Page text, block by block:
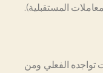
المستقبلية).
تواجده الفعلي ومن